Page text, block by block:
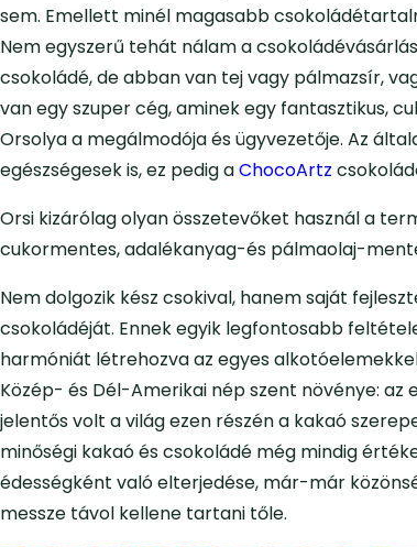
sem. Emellett minél magasabb
Nem egyszerű tehát nálam a
csokoládé, de abban van tej vagy pálmazsír,
van egy szuper cég, aminek egy fantasztikus,
Orsolya a megálmodója és ügyvezetője. Az
egészségesek is, ez pedig aChocoArtz
Orsi kizárólag olyan összetevőket használ a
cukormentes, adalékanyag-és pálmaolaj-
Nem dolgozik kész csokival, hanem saját
csokoládéját. Ennek egyik legfontosabb
harmóniát létrehozva az egyes
Közép- és Dél-Amerikai nép szent növénye:
jelentős volt a világ ezen részén a kakaó
minőségi kakaó és csokoládé még mindig
édességként való elterjedése, már-már
messze távol kellene tartani tőle.